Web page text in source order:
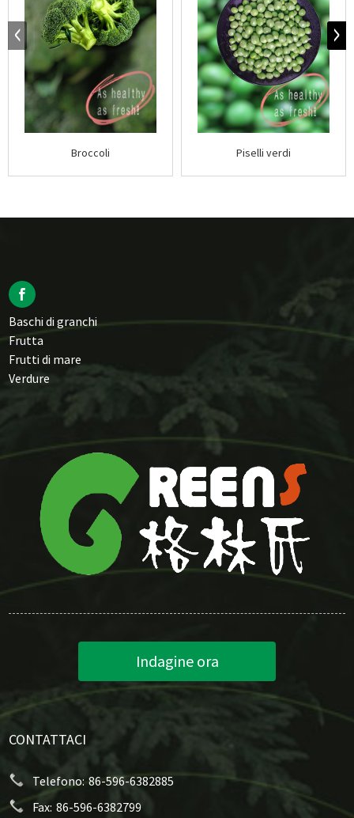
Broccoli Piselli verdi
Baschi di granchi
Frutta
Frutti di mare
Verdure
Indagine ora
CONTATTACI
Telefono: 86-596-6382885
Fax: 86-596-6382799